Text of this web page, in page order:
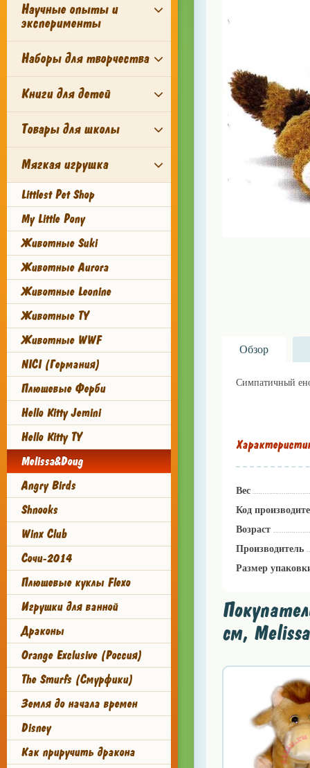
Научные опыты и
эксперименты
Наборы для творчества
Книги для детей
Товары для школы
Мягкая игрушка
Littlest Pet Shop
My Little Pony
Животные Suki
Животные Aurora
Животные Leonine
Животные TY
Животные WWF
NICI (Германия)
Плюшевые Ферби
Hello Kitty Jemini
Hello Kitty TY
Melissa&Doug
Angry Birds
Shnooks
Winx Club
Сочи-2014
Плюшевые куклы Flexo
Игрушки для ванной
Драконы
Orange Exclusive (Россия)
The Smurfs (Смурфики)
Земля до начала времен
Disney
Как приручить дракона
Обзор
Симпатичный
Вес
Код
Возраст
Производитель
Размер
см,